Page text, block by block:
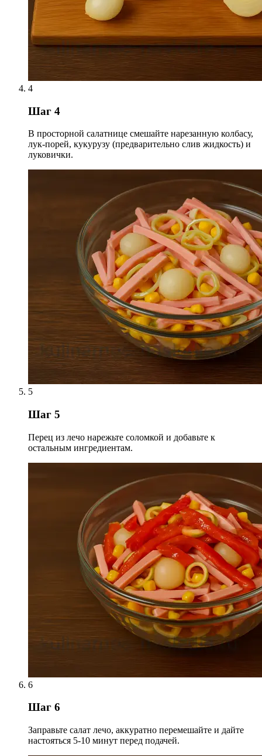
4
Шаг 4
В просторной салатнице смешайте нарезанную колбасу,
лук-порей, кукурузу (предварительно слив жидкость) и
луковички.
5
Шаг 5
Перец из лечо нарежьте соломкой и добавьте к
остальным ингредиентам.
6
Шаг 6
Заправьте салат лечо, аккуратно перемешайте и дайте
настояться 5-10 минут перед подачей.